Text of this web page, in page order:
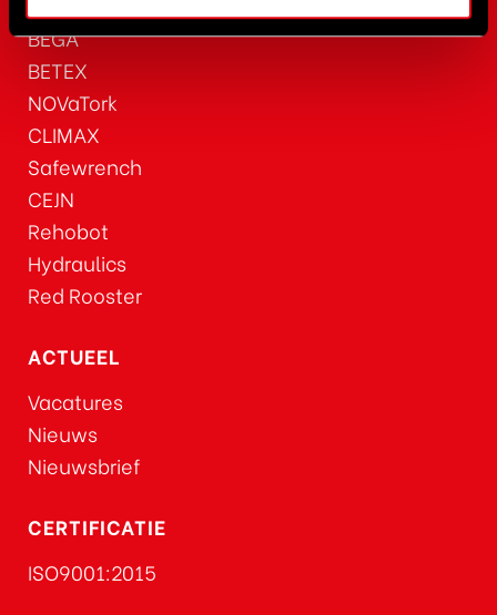
BEGA
BETEX
NOVaTork
CLIMAX
Safewrench
CEJN
Rehobot
Hydraulics
Red Rooster
ACTUEEL
Vacatures
Nieuws
Nieuwsbrief
CERTIFICATIE
ISO9001:2015